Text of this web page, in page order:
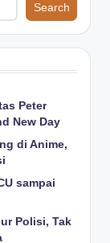
Search
Peter
New Day
di Anime,
sampai
Polisi, Tak